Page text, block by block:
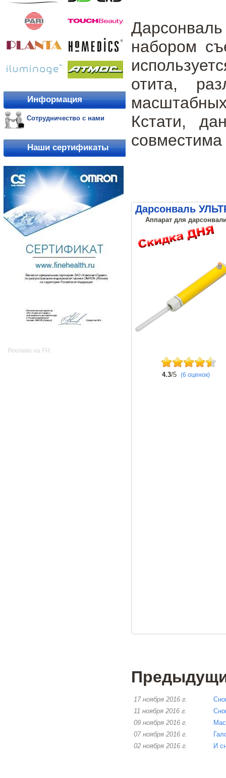
Информация
Сотрудничество с нами
Наши сертификаты
Реклама на FH:
набором
отита,
Кстати,
совместима
Дарсонваль
Аппарат для
4.3/5 (6 оценок)
17 ноября 2016 г.
11 ноября 2016 г.
09 ноября 2016 г.
07 ноября 2016 г.
02 ноября 2016 г.
И